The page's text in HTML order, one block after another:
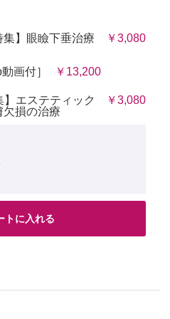
】眼瞼下垂治療
￥3,080
画付］ ￥13,200
エステティック
損の治療
￥3,080
トに入れる